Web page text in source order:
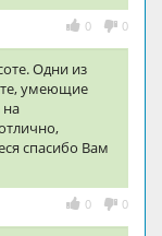
0 0
Одни из
умеющие
на
спасибо Вам
0 0